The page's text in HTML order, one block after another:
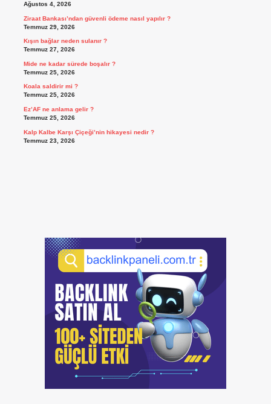
Ağustos 4, 2026
Ziraat Bankası’ndan güvenli ödeme nasıl yapılır ?
Temmuz 29, 2026
Kışın bağlar neden sulanır ?
Temmuz 27, 2026
Mide ne kadar sürede boşalır ?
Temmuz 25, 2026
Koala saldirir mi ?
Temmuz 25, 2026
Ez’AF ne anlama gelir ?
Temmuz 25, 2026
Kalp Kalbe Karşı Çiçeği’nin hikayesi nedir ?
Temmuz 23, 2026